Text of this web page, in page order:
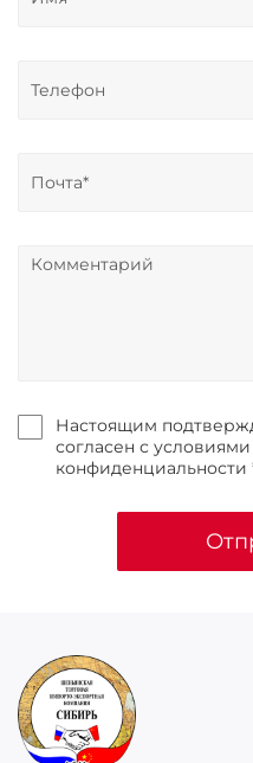
Настоящим
согласен с
конфиденциальности